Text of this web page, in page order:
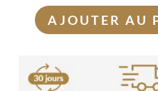
quantité
Bracelet
Protection
AJOUTER AU